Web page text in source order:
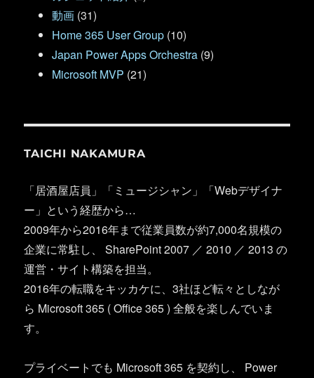
動画 (31)
Home 365 User Group (10)
Japan Power Apps Orchestra (9)
Microsoft MVP (21)
TAICHI NAKAMURA
「居酒屋店員」「ミュージシャン」「Webデザイナ
ー」という経歴から…
2009年から2016年まで従業員数が約7,000名規模の
企業に常駐し、 SharePoint 2007 ／ 2010 ／ 2013 の
運営・サイト構築を担当。
2016年の転職をキッカケに、3社ほど転々としなが
ら Microsoft 365 ( Office 365 ) 全般を楽しんでいま
す。
プライベートでも Microsoft 365 を契約し、 Power